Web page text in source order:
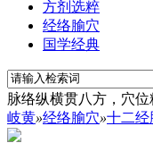
方剂选粹
经络腧穴
国学经典
脉络纵横贯八方，穴位
岐黄»经络腧穴»十二经